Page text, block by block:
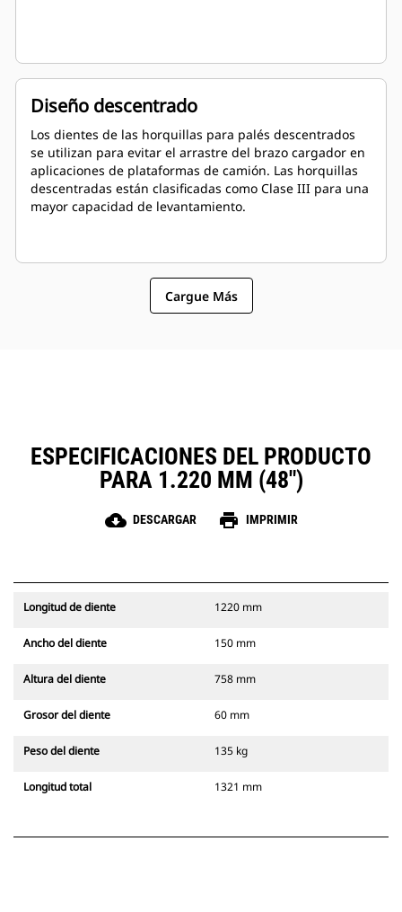
Diseño descentrado
Los dientes de las horquillas para palés descentrados
se utilizan para evitar el arrastre del brazo cargador en
aplicaciones de plataformas de camión. Las horquillas
descentradas están clasificadas como Clase III para una
mayor capacidad de levantamiento.
Cargue Más
ESPECIFICACIONES DEL PRODUCTO
PARA 1.220 MM (48")
cloud_download DESCARGAR print IMPRIMIR
Longitud de diente 1220 mm
Ancho del diente 150 mm
Altura del diente 758 mm
Grosor del diente 60 mm
Peso del diente 135 kg
Longitud total 1321 mm